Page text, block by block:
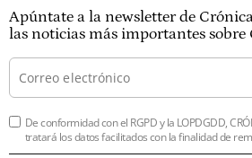
Apúntate a la newsletter de
las noticias más importantes sobre
De conformidad con el RGPD y la LOPDGDD,
tratará los datos facilitados con la finalidad de